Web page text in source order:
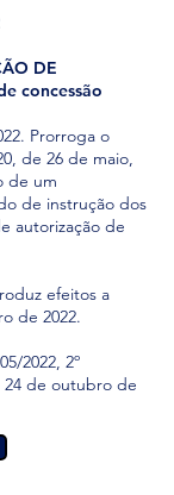
DE
concessão
Prorroga o
de 26 de maio,
de um
de instrução dos
autorização de
efeitos a
de 2022.
2022, 2º
de outubro de